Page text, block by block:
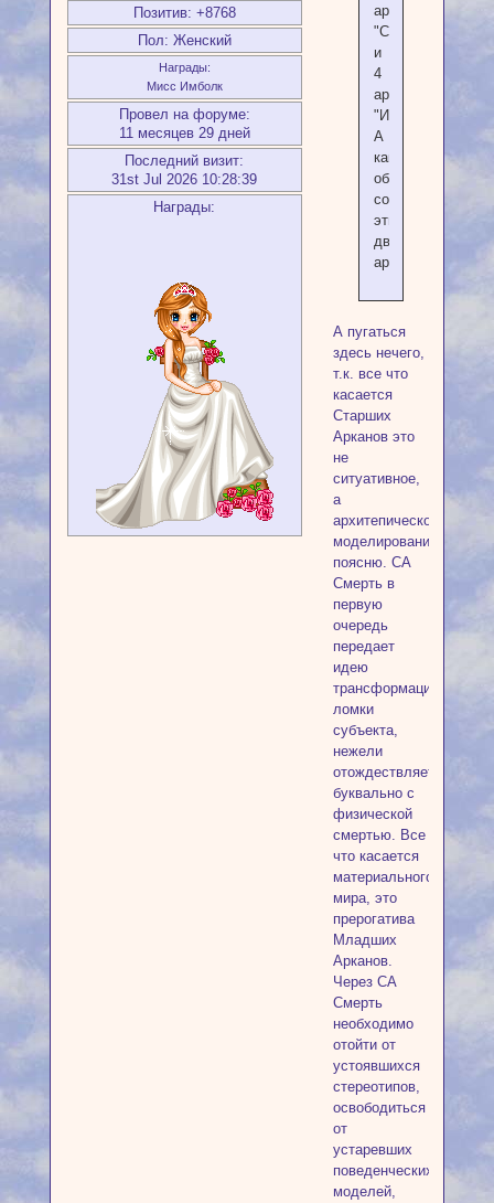
Позитив: +8768
Пол: Женский
Награды:
Мисс Имболк
Провел на форуме:
11 месяцев 29 дней
Последний визит:
31st Jul 2026 10:28:39
Награды:
аркану
"Смерть"
и
4
аркану
"Император"
А
каким
образом
соотносятся
эти
два
аркана?
А пугаться
здесь нечего,
т.к. все что
касается
Старших
Арканов это
не
ситуативное,
а
архитепическое
моделирование,
поясню. СА
Смерть в
первую
очередь
передает
идею
трансформационной
ломки
субъекта,
нежели
отождествляется
буквально с
физической
смертью. Все
что касается
материального
мира, это
прерогатива
Младших
Арканов.
Через СА
Смерть
необходимо
отойти от
устоявшихся
стереотипов,
освободиться
от
устаревших
поведенческих
моделей,